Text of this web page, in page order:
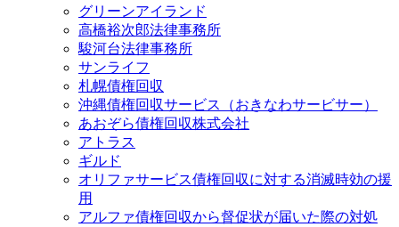
グリーンアイランド
高橋裕次郎法律事務所
駿河台法律事務所
サンライフ
札幌債権回収
沖縄債権回収サービス（おきなわサービサー）
あおぞら債権回収株式会社
アトラス
ギルド
オリファサービス債権回収に対する消滅時効の援
用
アルファ債権回収から督促状が届いた際の対処